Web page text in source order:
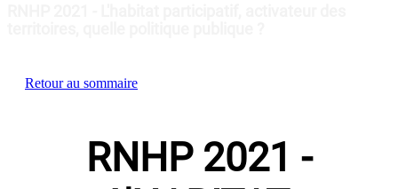
Retour au sommaire
RNHP 2021 -